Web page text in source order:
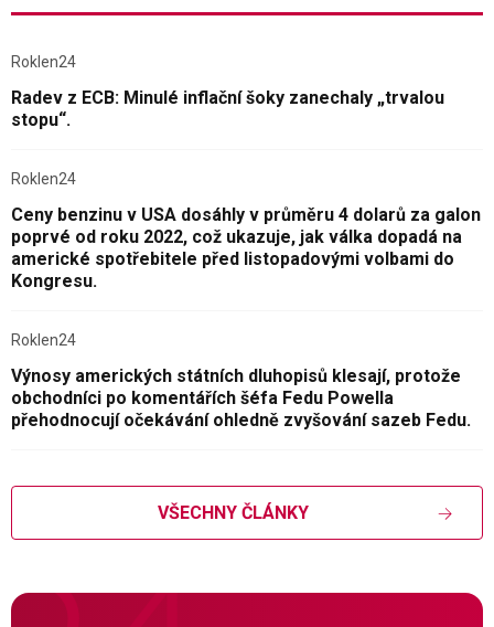
Roklen24
Radev z ECB: Minulé inflační šoky zanechaly „trvalou
stopu“.
Roklen24
Ceny benzinu v USA dosáhly v průměru 4 dolarů za galon
poprvé od roku 2022, což ukazuje, jak válka dopadá na
americké spotřebitele před listopadovými volbami do
Kongresu.
Roklen24
Výnosy amerických státních dluhopisů klesají, protože
obchodníci po komentářích šéfa Fedu Powella
přehodnocují očekávání ohledně zvyšování sazeb Fedu.
VŠECHNY ČLÁNKY